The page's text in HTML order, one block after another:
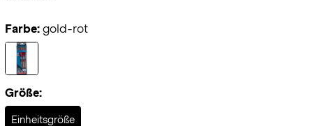
Farbe: gold-rot
Größe:
Einheitsgröße
Selected